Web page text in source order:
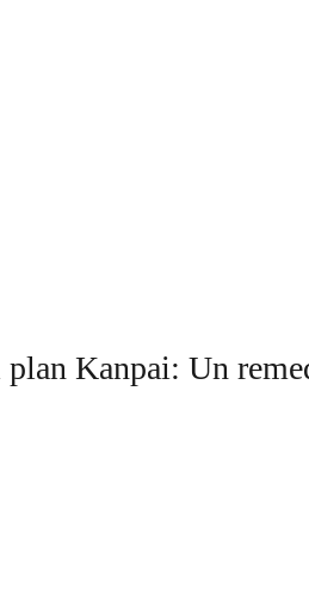
plan Kanpai: Un